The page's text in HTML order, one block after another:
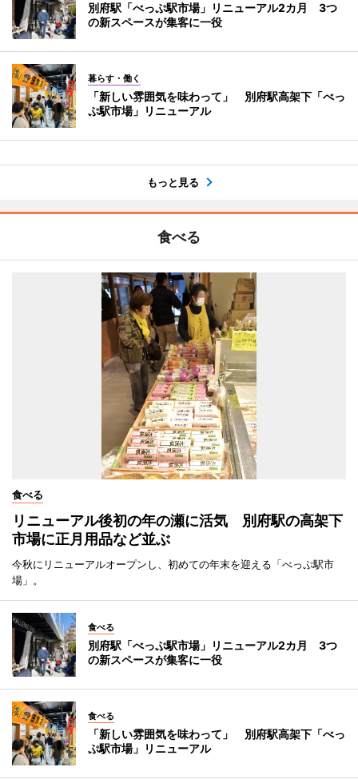
別府駅「べっぷ駅市場」リニューアル2カ月 3つ
の新スペースが集客に一役
暮らす・働く
「新しい雰囲気を味わって」 別府駅高架下「べっ
ぷ駅市場」リニューアル
もっと見る
食べる
食べる
リニューアル後初の年の瀬に活気 別府駅の高架下
市場に正月用品など並ぶ
今秋にリニューアルオープンし、初めての年末を迎える「べっぷ駅市
場」。
食べる
別府駅「べっぷ駅市場」リニューアル2カ月 3つ
の新スペースが集客に一役
食べる
「新しい雰囲気を味わって」 別府駅高架下「べっ
ぷ駅市場」リニューアル